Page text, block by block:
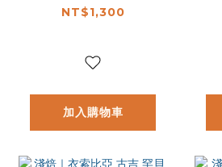
法 一公斤 咖啡豆※
裝，僅以一公斤包
NT$1,300
加入購物車